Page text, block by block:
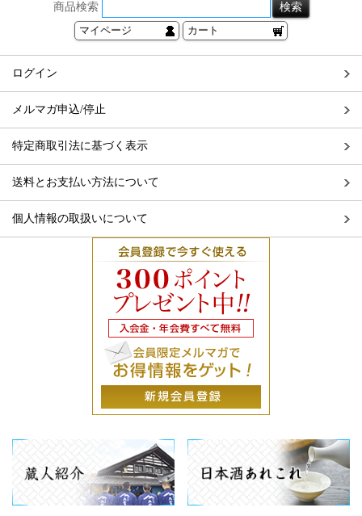
商品検索
マイページ カート
ログイン
メルマガ申込/停止
特定商取引法に基づく表示
送料とお支払い方法について
個人情報の取扱いについて